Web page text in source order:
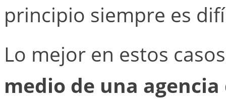
principio siempre es
Lo mejor en estos
medio de una